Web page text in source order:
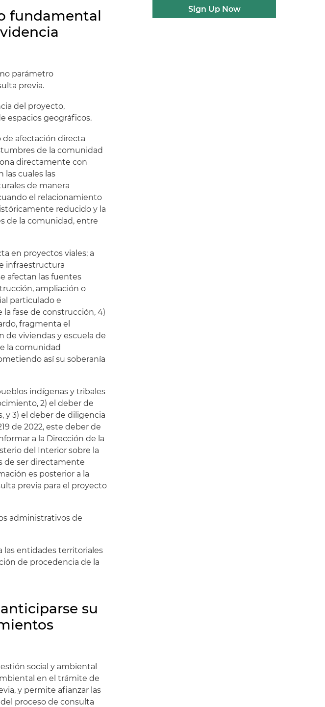
fundamental
parámetro
previa.
del proyecto,
espacios geográficos.
de afectación directa
de la comunidad
directamente con
las cuales las
de manera
el relacionamiento
reducido y la
de la comunidad, entre
en proyectos viales; a
infraestructura
afectan las fuentes
ampliación o
particulado e
fase de construcción, 4)
fragmenta el
de viviendas y escuela de
la comunidad
así su soberanía
indígenas y tribales
2) el deber de
y 3) el deber de diligencia
de 2022, este deber de
a la Dirección de la
del Interior sobre la
de ser directamente
es posterior a la
previa para el proyecto
administrativos de
las entidades territoriales
de procedencia de la
su
social y ambiental
en el trámite de
y permite afianzar las
proceso de consulta
Sign Up Now